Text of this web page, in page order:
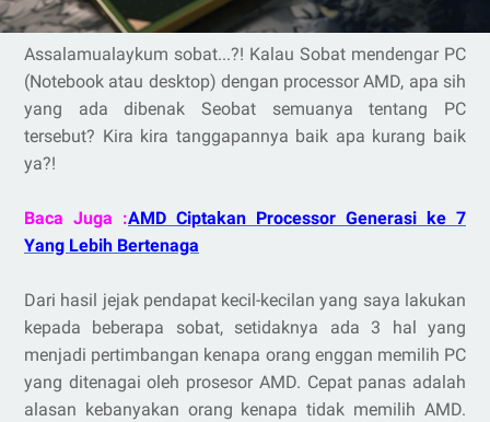
Assalamualaykum sobat...?! Kalau Sobat mendengar PC
(Notebook atau desktop) dengan processor AMD, apa sih
yang ada dibenak Seobat semuanya tentang PC
tersebut? Kira kira tanggapannya baik apa kurang baik
ya?!
Baca Juga :AMD Ciptakan Processor Generasi ke 7
Yang Lebih Bertenaga
Dari hasil jejak pendapat kecil-kecilan yang saya lakukan
kepada beberapa sobat, setidaknya ada 3 hal yang
menjadi pertimbangan kenapa orang enggan memilih PC
yang ditenagai oleh prosesor AMD. Cepat panas adalah
alasan kebanyakan orang kenapa tidak memilih AMD.